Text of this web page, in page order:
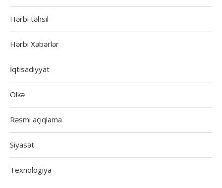
Hərbi təhsil
Hərbi Xəbərlər
İqtisadiyyat
Ölkə
Rəsmi açıqlama
Siyasət
Texnologiya